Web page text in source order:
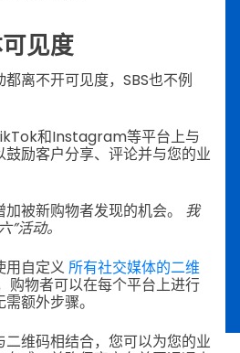
见度
离不开可见度，SBS也不例
和Instagram等平台上与
励客户分享、评论并与您的业
被新购物者发现的机会。 我
活动。
用自定义 所有社交媒体的二维
购物者可以在每个平台上进行
额外步骤。
维码相结合，您可以为您的业